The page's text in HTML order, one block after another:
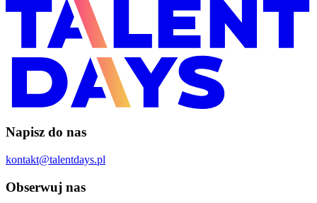
Napisz do nas
kontakt@talentdays.pl
Obserwuj nas